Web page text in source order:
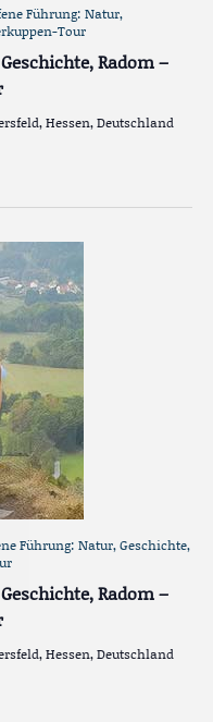
Radom –
Führung: Natur,
Tour
Hessen, Deutschland
Radom –
Führung: Natur, Geschichte,
Hessen, Deutschland